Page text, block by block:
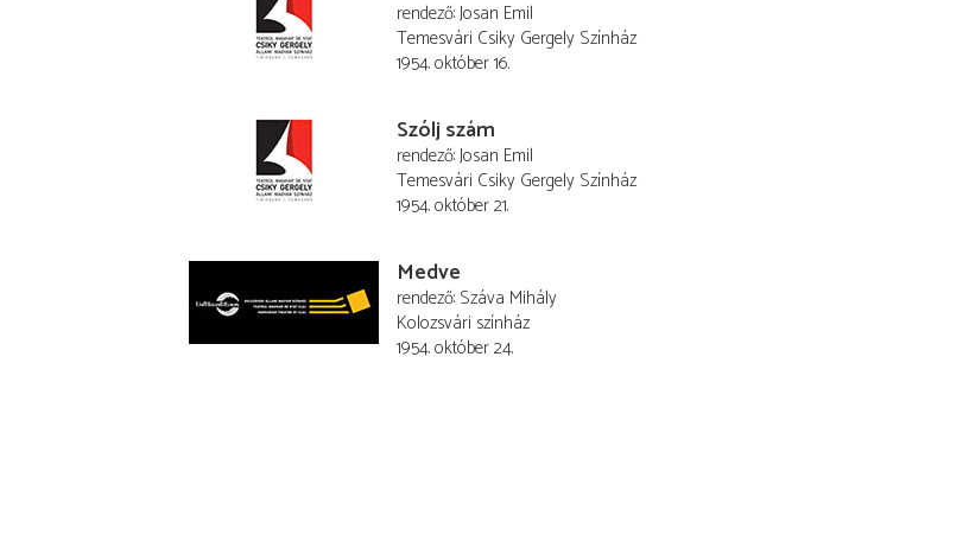
rendező Josan Emil
Temesvári Csiky Gergely Színház
1954. október 16.
Szólj szám
rendező Josan Emil
Temesvári Csiky Gergely Színház
1954. október 21.
Medve
rendező Száva Mihály
Kolozsvári színház
1954. október 24.